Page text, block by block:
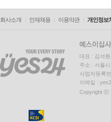
회사소개 인재채용 이용약관 개인정보
대표 : 김석
주소 : 서울
사업자등록
이메일 :
Copyright ⓒ